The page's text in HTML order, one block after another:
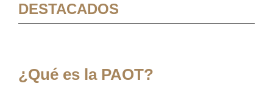
DESTACADOS
¿Qué es la PAOT?